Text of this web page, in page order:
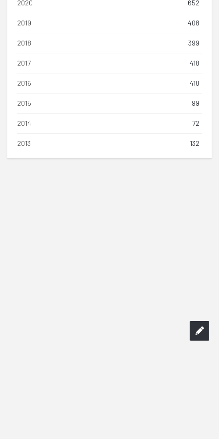
2020 652
2019 408
2018 399
2017 418
2016 418
2015 99
2014 72
2013 132